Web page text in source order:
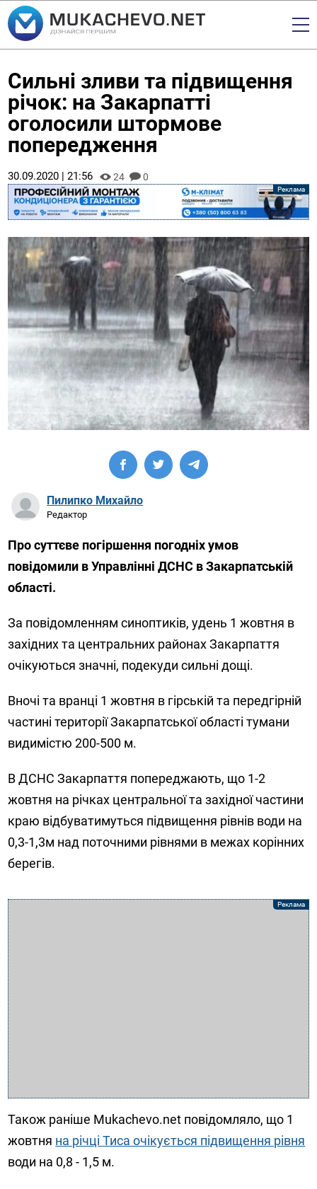
Сильні зливи та підвищення
річок: на Закарпатті
оголосили штормове
попередження
30.09.2020 | 21:56 24 0
Пилипко Михайло
Редактор
Про суттєве погіршення погодніх умов
повідомили в Управлінні ДСНС в Закарпатській
області.
За повідомленням синоптиків, удень 1 жовтня в
західних та центральних районах Закарпаття
очікуються значні, подекуди сильні дощі.
Вночі та вранці 1 жовтня в гірській та передгірній
частині території Закарпатської області тумани
видимістю 200-500 м.
В ДСНС Закарпаття попереджають, що 1-2
жовтня на річках центральної та західної частини
краю відбуватимуться підвищення рівнів води на
0,3-1,3м над поточними рівнями в межах корінних
берегів.
Також раніше Mukachevo.net повідомляло, що 1
жовтня на річці Тиса очікується підвищення рівня
води на 0,8 - 1,5 м.